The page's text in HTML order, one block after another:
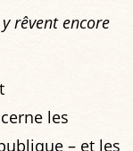
y rêvent encore
les
– et les